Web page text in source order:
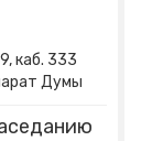
каб. 333
Думы